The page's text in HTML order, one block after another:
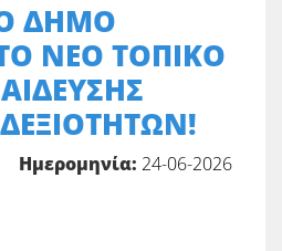
ΔΗΜΟ
ΝΕΟ ΤΟΠΙΚΟ
Ημερομηνία: 24-06-2026